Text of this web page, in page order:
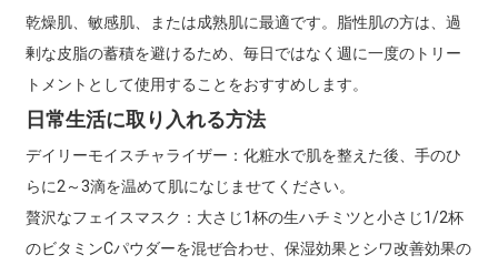
乾燥肌、敏感肌、または成熟肌に最適です。脂性肌の方は、過
剰な皮脂の蓄積を避けるため、毎日ではなく週に一度のトリー
トメントとして使用することをおすすめします。
日常生活に取り入れる方法
デイリーモイスチャライザー：化粧水で肌を整えた後、手のひ
らに2～3滴を温めて肌になじませてください。
贅沢なフェイスマスク：大さじ1杯の生ハチミツと小さじ1/2杯
のビタミンCパウダーを混ぜ合わせ、保湿効果とシワ改善効果の